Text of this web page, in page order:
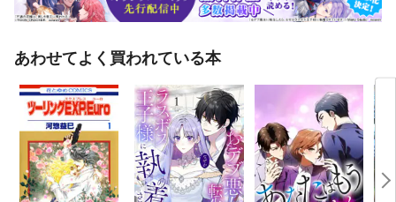
あわせてよく買われている本